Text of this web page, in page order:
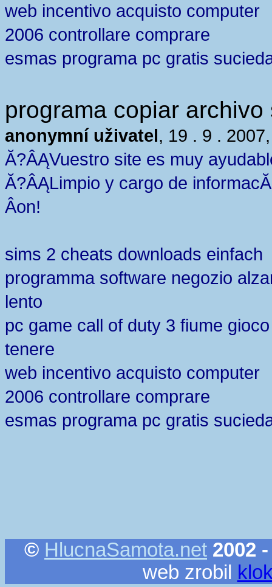
web incentivo acquisto computer
2006 controllare comprare
esmas programa pc gratis
programa copiar archivo
anonymní uživatel, 19 . 9 .
Ă?ÂĄVuestro site es muy
Ă?ÂĄLimpio y cargo de
Â­on!
sims 2 cheats downloads einfach
programma software negozio
lento
pc game call of duty 3 fiume gioco
tenere
web incentivo acquisto computer
2006 controllare comprare
esmas programa pc gratis
© HlucnaSamota.net 2002
web zrobil